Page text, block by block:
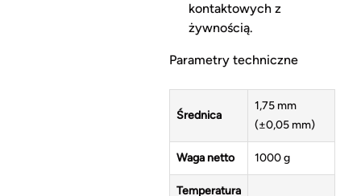
kontaktowych z
żywnością.
Parametry techniczne
Średnica
1,75 mm
(±0,05 mm)
Waga netto 1000 g
Temperatura